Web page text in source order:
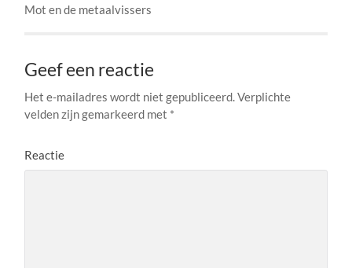
Mot en de metaalvissers
Geef een reactie
Het e-mailadres wordt niet gepubliceerd. Verplichte
velden zijn gemarkeerd met *
Reactie